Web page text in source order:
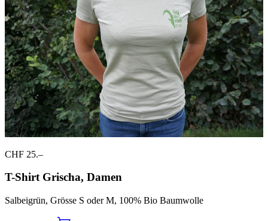
CHF 25.–
T-Shirt Grischa, Damen
Salbeigrün, Grösse S oder M, 100% Bio Baumwolle